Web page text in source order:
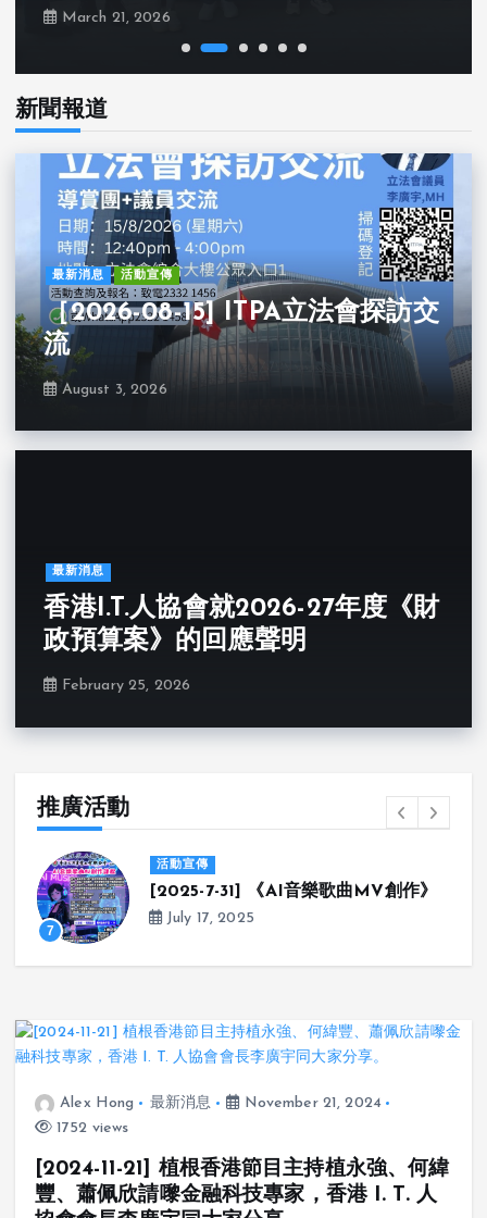
August 22, 2025
新聞報道
最新消息 活動宣傳
［2026-08-15] ITPA立法會探訪交
流
August 3, 2026
最新消息
香港I.T.人協會就2026-27年度《財
政預算案》的回應聲明
February 25, 2026
推廣活動
8
活動宣傳
[2025-8-15] 《利用 LLM AI 提升競爭
力》
Alex Hong 最新消息
November 21, 2024
1752 views
[2024-11-21] 植根香港節目主持植永強、何緯
豐、蕭佩欣請嚟金融科技專家，香港 I. T. 人